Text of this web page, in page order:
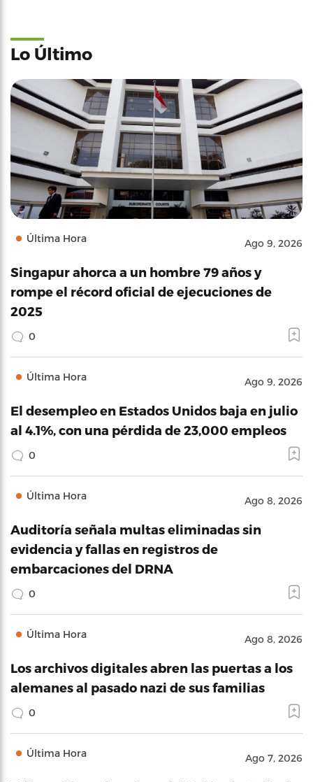
Lo Último
Última Hora Ago 9, 2026
Singapur ahorca a un hombre 79 años y
rompe el récord oficial de ejecuciones de
2025
0
Última Hora Ago 9, 2026
El desempleo en Estados Unidos baja en julio
al 4.1%, con una pérdida de 23,000 empleos
0
Última Hora Ago 8, 2026
Auditoría señala multas eliminadas sin
evidencia y fallas en registros de
embarcaciones del DRNA
0
Última Hora Ago 8, 2026
Los archivos digitales abren las puertas a los
alemanes al pasado nazi de sus familias
0
Última Hora Ago 7, 2026